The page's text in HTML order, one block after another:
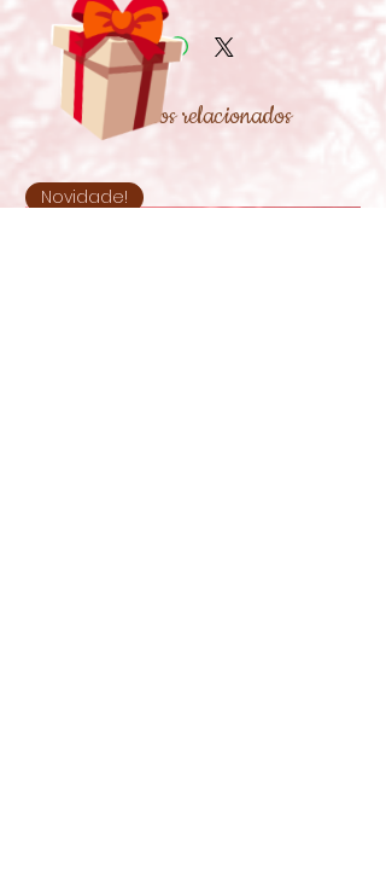
Produtos relacionados
Novidade!